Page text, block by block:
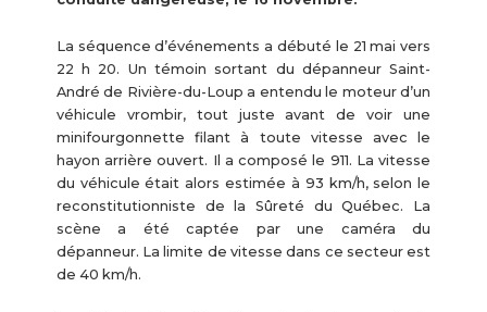
La séquence d’événements a débuté le 21 mai vers
22 h 20. Un témoin sortant du dépanneur Saint-
André de Rivière-du-Loup a entendu le moteur d’un
véhicule vrombir, tout juste avant de voir une
minifourgonnette filant à toute vitesse avec le
hayon arrière ouvert. Il a composé le 911. La vitesse
du véhicule était alors estimée à 93 km/h, selon le
reconstitutionniste de la Sûreté du Québec. La
scène a été captée par une caméra du
dépanneur. La limite de vitesse dans ce secteur est
de 40 km/h.